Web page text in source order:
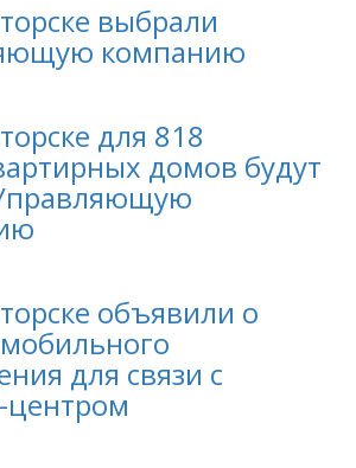
выбрали
компанию
для 818
домов будут
объявили о
для связи с
центром